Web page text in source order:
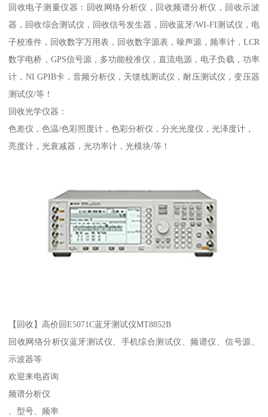
回收电子测量仪器：回收网络分析仪，回收频谱分析仪，回收示波
器，回收综合测试仪，回收信号发生器，回收蓝牙/WI-FI测试仪，电
子校准件，回收数字万用表，回收数字源表，噪声源，频率计，LCR
数字电桥，GPS信号源，多功能校准仪，直流电源，电子负载，功率
计，NI GPIB卡，音频分析仪，天馈线测试仪，耐压测试仪，变压器
测试仪/等！
回收光学仪器：
色差仪，色温/色彩照度计，色彩分析仪，分光光度仪，光泽度计，
亮度计，光衰减器，光功率计，光模块/等！
【回收】高价回E5071C蓝牙测试仪MT8852B
回收网络分析仪蓝牙测试仪、手机综合测试仪、频谱仪、信号源、
示波器等
欢迎来电咨询
频谱分析仪
、型号、频率